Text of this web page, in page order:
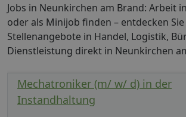
Jobs in Neunkirchen am Brand: Arbeit
oder als Minijob finden – entdecken
Stellenangebote in Handel, Logistik,
Dienstleistung direkt in Neunkirchen
Mechatroniker (m/ w/ d) in der
Instandhaltung